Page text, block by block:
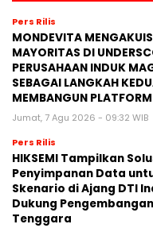
Pers Rilis
MONDEVITA
MAYORITAS DI
PERUSAHAAN INDUK
SEBAGAI LANGKAH
MEMBANGUN
Jumat, 7 Agu 2026 - 09:32 WIB
Pers Rilis
HIKSEMI Tampilkan
Penyimpanan Data
Skenario di Ajang DTI
Dukung
Tenggara